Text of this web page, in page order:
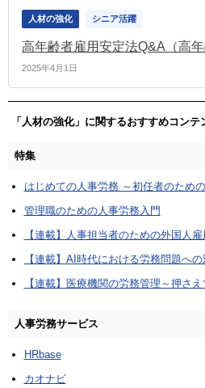
人材の強化 シニア活躍
2025年4月1日
「人材の強化」に関するおすすめコンテ
特集
はじめての人事労務 ～初任者のため
管理職のための人事労務入門
【連載】人事担当者のための外国人
【連載】AI時代における労務問題へ
【連載】医療機関の労務管理～押さ
人事労務サービス
HRbase
カオナビ